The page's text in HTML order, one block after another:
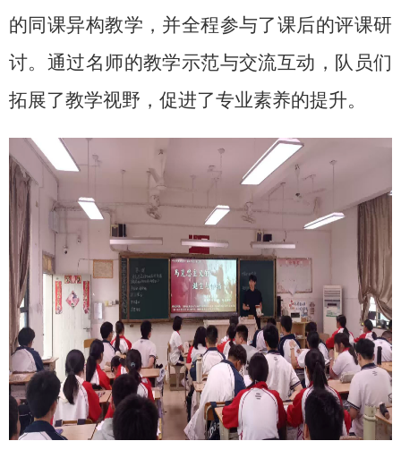
的同课异构教学，并全程参与了课后的评课研
讨。通过名师的教学示范与交流互动，队员们
拓展了教学视野，促进了专业素养的提升。